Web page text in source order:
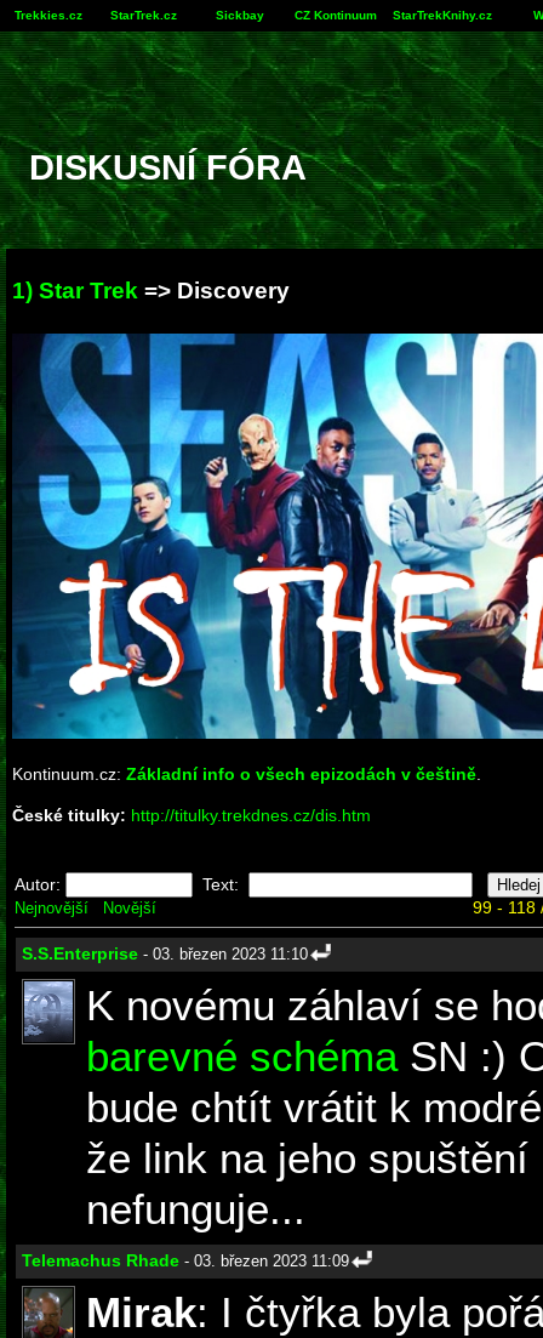
Trekkies.cz StarTrek.cz Sickbay CZ Kontinuum StarTrekKnihy.cz
DISKUSNÍ FÓRA
1) Star Trek => Discovery
Kontinuum.cz: Základní info o všech epizodách v češtině
České titulky: http://titulky.trekdnes.cz/dis.htm
Autor: Text:
Nejnovější Novější 99 - 118
S.S.Enterprise - 03. březen 2023 11:10
K novému záhlaví se
barevné schémaSN :)
bude chtít vrátit k
že link na jeho
nefunguje...
Telemachus Rhade - 03. březen 2023 11:09
Mirak: I čtyřka byla